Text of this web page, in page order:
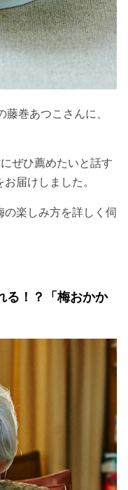
巻あつこさんに、
ぜひ薦めたいと話す
届けしました。
楽しみ方を詳しく伺
る！？「梅おかか